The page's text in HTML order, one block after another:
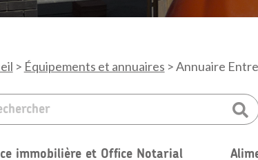
> Équipements et annuaires >Annuaire
immobilière et Office Notarial